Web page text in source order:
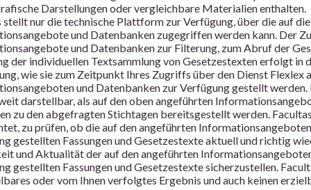
Darstellungen oder vergleichbare Materialien enthalten.
stellt nur die technische Plattform zur Verfügung, über die auf
und Datenbanken zugegriffen werden kann. Der
und Datenbanken zur Filterung, zum Abruf der
der individuellen Textsammlung von Gesetzestexten erfolgt in
wie sie zum Zeitpunkt Ihres Zugriffs über den Dienst Flexlex
und Datenbanken zur Verfügung gestellt werden.
darstellbar, als auf den oben angeführten
zu den abgefragten Stichtagen bereitsgestellt werden.
zu prüfen, ob die auf den angeführten
gestellten Fassungen und Gesetzestexte aktuell und richtig
und Aktualität der auf den angeführten
gestellten Fassungen und Gesetzestexte sicherzustellen.
oder vom Ihnen verfolgtes Ergebnis und auch keinen